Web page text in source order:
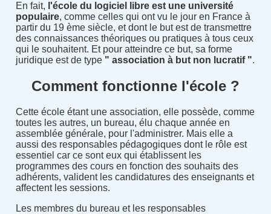
En fait, l'école du logiciel libre est une université
populaire, comme celles qui ont vu le jour en France à
partir du 19 ème siècle, et dont le but est de transmettre
des connaissances théoriques ou pratiques à tous ceux
qui le souhaitent. Et pour atteindre ce but, sa forme
juridique est de type " association à but non lucratif ".
Comment fonctionne l'école ?
Cette école étant une association, elle possède, comme
toutes les autres, un bureau, élu chaque année en
assemblée générale, pour l'administrer. Mais elle a
aussi des responsables pédagogiques dont le rôle est
essentiel car ce sont eux qui établissent les
programmes des cours en fonction des souhaits des
adhérents, valident les candidatures des enseignants et
affectent les sessions.
Les membres du bureau et les responsables